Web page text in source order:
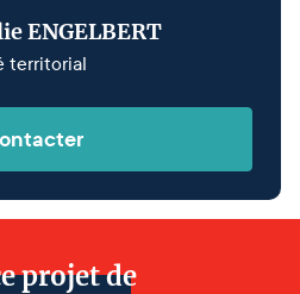
ENGELBERT
territorial
projet de